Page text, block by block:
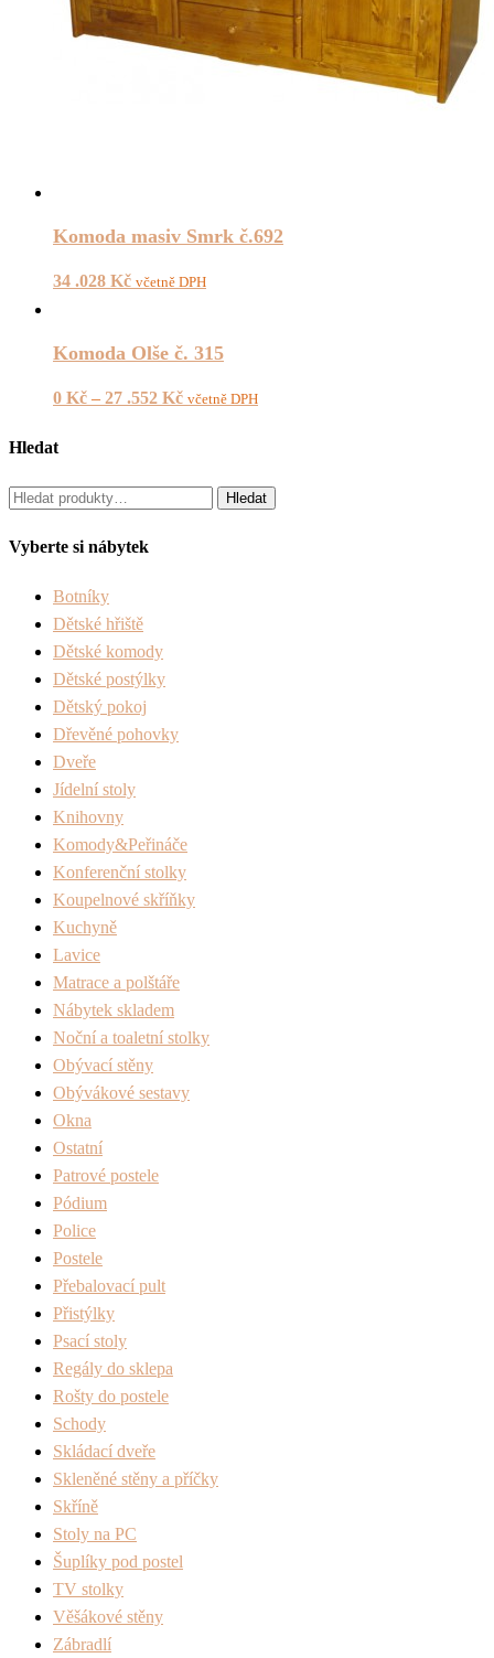
Komoda masiv Smrk č.692
34 .028 Kč včetně DPH
Komoda Olše č. 315
0 Kč – 27 .552 Kč včetně DPH
Hledat
Hledat: Hledat
Vyberte si nábytek
Botníky
Dětské hřiště
Dětské komody
Dětské postýlky
Dětský pokoj
Dřevěné pohovky
Dveře
Jídelní stoly
Knihovny
Komody&Peřináče
Konferenční stolky
Koupelnové skříňky
Kuchyně
Lavice
Matrace a polštáře
Nábytek skladem
Noční a toaletní stolky
Obývací stěny
Obývákové sestavy
Okna
Ostatní
Patrové postele
Pódium
Police
Postele
Přebalovací pult
Přistýlky
Psací stoly
Regály do sklepa
Rošty do postele
Schody
Skládací dveře
Skleněné stěny a příčky
Skříně
Stoly na PC
Šuplíky pod postel
TV stolky
Věšákové stěny
Zábradlí